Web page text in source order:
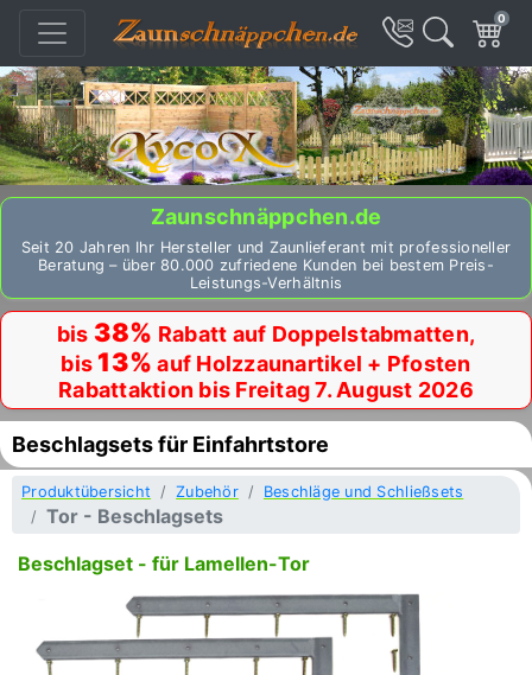
0
Zaunschnäppchen.de
Seit 20 Jahren Ihr Hersteller und Zaunlieferant mit professioneller
Beratung – über 80.000 zufriedene Kunden bei bestem Preis-
Leistungs-Verhältnis
bis 38% Rabatt auf Doppelstabmatten,
bis 13% auf Holzzaunartikel + Pfosten
Rabattaktion bis Freitag 7. August 2026
Beschlagsets für Einfahrtstore
Produktübersicht Zubehör Beschläge und Schließsets
Tor - Beschlagsets
Beschlagset - für Lamellen-Tor